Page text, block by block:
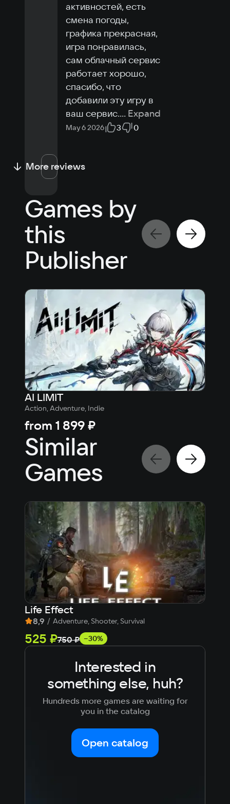
активностей, есть
смена погоды,
графика прекрасная,
игра понравилась,
сам облачный сервис
работает хорошо,
спасибо, что
добавили эту игру в
ваш сервис.... Expand
May 6 2026 3 0
More reviews
Games by
this
Publisher
AI LIMIT
Action, Adventure, Indie
from 1 899 ₽
Similar
Games
Life Effect
8,9 / Adventure, Shooter, Survival
525 ₽750 ₽ −30%
Interested in
something else, huh?
Hundreds more games are waiting for
you in the catalog
Open catalog